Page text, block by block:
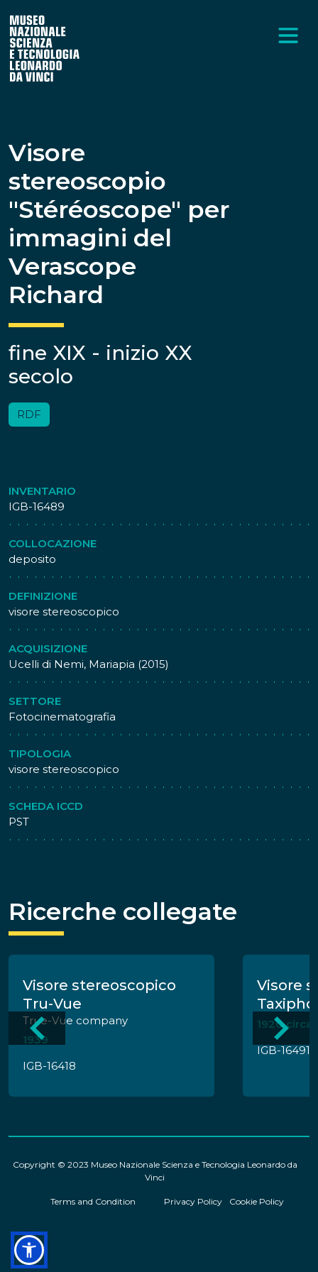
Visore
stereoscopio
"Stéréoscope" per
immagini del
Verascope
Richard
fine XIX - inizio XX
secolo
RDF
INVENTARIO
IGB-16489
COLLOCAZIONE
deposito
DEFINIZIONE
visore stereoscopico
ACQUISIZIONE
Ucelli di Nemi, Mariapia (2015)
SETTORE
Fotocinematografia
TIPOLOGIA
visore stereoscopico
SCHEDA ICCD
PST
Ricerche collegate
Visore stereoscopico
Tru-Vue
True-Vue company
1939
IGB-16418
Visore
1920 circa
IGB-16491
Copyright © 2023 Museo Nazionale Scienza e Tecnologia Leonardo da
Vinci
Terms and Condition Privacy Policy Cookie Policy